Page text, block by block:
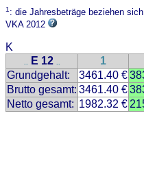
1: die Jahresbeträge beziehen
VKA 2012
K
.. E 12 .. 1
Grundgehalt:
3461.40 €
Brutto gesamt: 3461.40 €
Netto gesamt: 1982.32 €